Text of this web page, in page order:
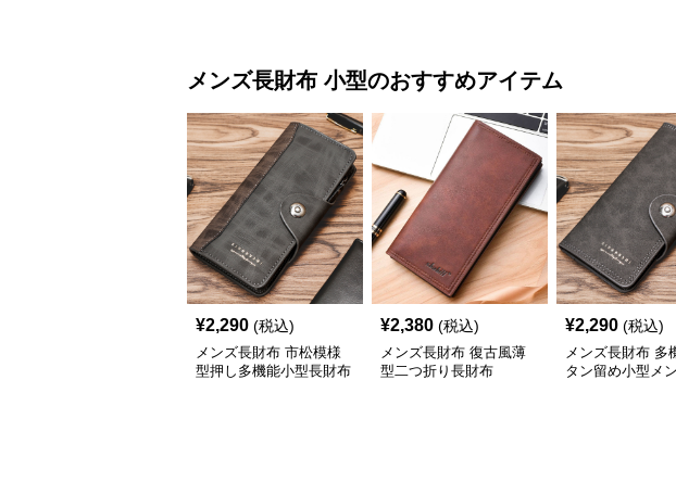
メンズ長財布 小型のおすすめアイテム
¥2,290 (税込)
メンズ長財布 市松模様
型押し多機能小型長財布
¥2,380 (税込)
メンズ長財布 復古風薄
型二つ折り長財布
¥2,290 (税込)
メンズ長財布 多
タン留め小型メ